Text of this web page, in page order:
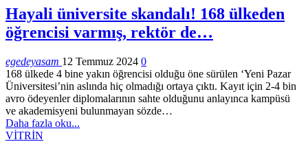
Hayali üniversite skandalı! 168 ülkeden
öğrencisi varmış, rektör de…
egedeyasam 12 Temmuz 2024 0
168 ülkede 4 bine yakın öğrencisi olduğu öne sürülen ‘Yeni Pazar
Üniversitesi’nin aslında hiç olmadığı ortaya çıktı. Kayıt için 2-4 bin
avro ödeyenler diplomalarının sahte olduğunu anlayınca kampüsü
ve akademisyeni bulunmayan sözde…
Daha fazla oku...
VİTRİN